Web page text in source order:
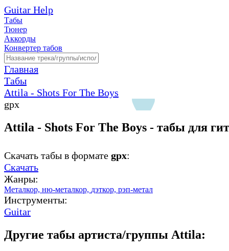
Guitar Help
Табы
Тюнер
Аккорды
Конвертер табов
Главная
Табы
Attila - Shots For The Boys
gpx
Attila - Shots For The Boys - табы для
Скачать табы в формате gpx:
Скачать
Жанры:
Металкор, ню-металкор, дэткор, рэп-метал
Инструменты:
Guitar
Другие табы артиста/группы Attila: